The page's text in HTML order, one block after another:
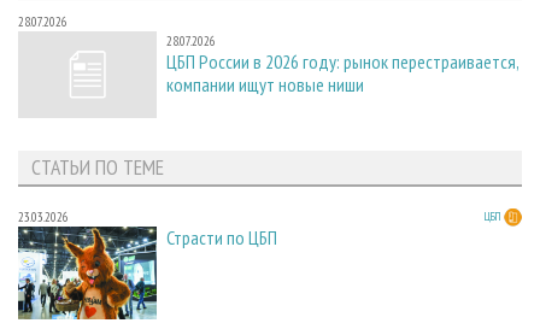
28.07.2026
28.07.2026
ЦБП России в 2026 году: рынок перестраивается,
компании ищут новые ниши
СТАТЬИ ПО ТЕМЕ
23.03.2026 ЦБП
Страсти по ЦБП